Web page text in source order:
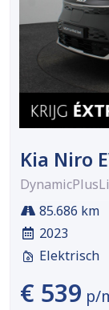
Kia Niro
85.686 km
2023
Elektrisch
€ 539 p/